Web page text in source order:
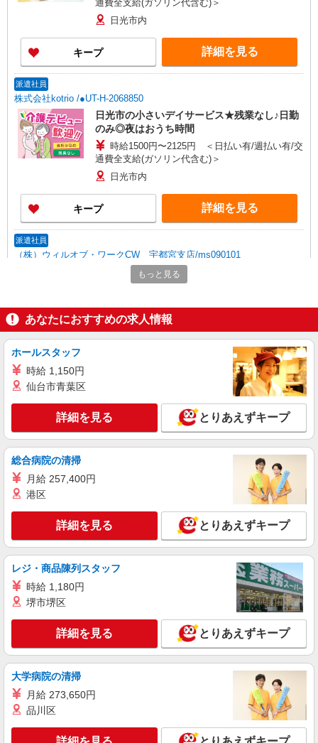
通費全支給(ガソリン代含む)＞
日光市内
キープ 詳細を見る
派遣社員
株式会社kotrio /●UT-H-2068850
日光市の小さいデイサービス★残業なし♪日勤
のみ◎夜はおうち時間
時給1500円〜2125円 ＜日払い有/週払い有/交
通費全支給(ガソリン代含む)＞
日光市内
キープ 詳細を見る
派遣社員
（株）ウィルオブ・ワークCW 宇都宮支店/ms090101
生活サポート
栃木県日光市
キープ 詳細を見る
派遣社員
（株）ウィルオブ・ワークCW 宇都宮支店/ms090101
高齢者向け住宅staff
時給1500円 ◆前払い・日払い・週払いOK
栃木県日光市
詳細を見る
（株）ウィルオブ・ワークCW 宇都宮支店/ms090101
高齢者向け住宅staff
栃木県日光市
詳細を見る
株式会社kotrio /●UT-H-2009853
毎日通うのが楽しみになる＊ホテルのような美
時給1500円〜2125円 ＜日払い有/週払い有/交
日光市内
もっと見る
あなたにおすすめの求人情報
ホールスタッフ
時給 1,150円
仙台市青葉区
詳細を見る とりあえずキープ
総合病院の清掃
月給 257,400円
港区
詳細を見る とりあえずキープ
レジ・商品陳列スタッフ
時給 1,180円
堺市堺区
詳細を見る とりあえずキープ
大学病院の清掃
月給 273,650円
品川区